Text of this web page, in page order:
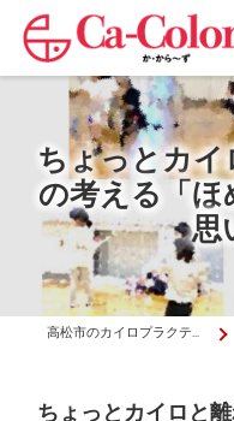
ちょっとカ
の考える「
思
高松市のカイロプラクティックはか・から～ず施術院
ちょっとカイロと